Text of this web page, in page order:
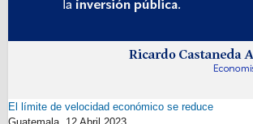
El límite de velocidad económico se reduce